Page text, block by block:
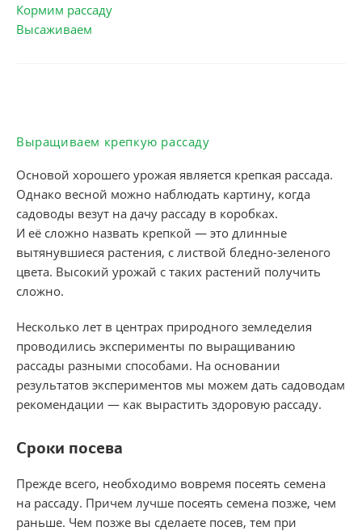
Кормим рассаду
Высаживаем
Выращиваем крепкую рассаду
Основой хорошего урожая является крепкая рассада.
Однако весной можно наблюдать картину, когда
садоводы везут на дачу рассаду в коробках.
И её сложно назвать крепкой — это длинные
вытянувшиеся растения, с листвой бледно-зеленого
цвета. Высокий урожай с таких растений получить
сложно.
Несколько лет в центрах природного земледелия
проводились эксперименты по выращиванию
рассады разными способами. На основании
результатов экспериментов мы можем дать садоводам
рекомендации — как вырастить здоровую рассаду.
Сроки посева
Прежде всего, необходимо вовремя посеять семена
на рассаду. Причем лучше посеять семена позже, чем
раньше. Чем позже вы сделаете посев, тем при